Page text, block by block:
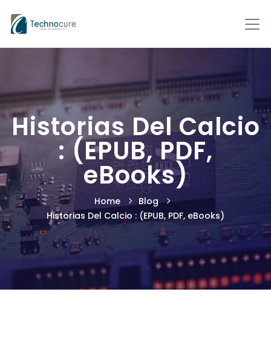
Historias Del Calcio
: (EPUB, PDF,
eBooks)
Home
Blog
Historias Del Calcio : (EPUB, PDF, eBooks)